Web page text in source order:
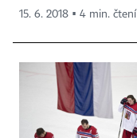
15. 6. 2018 ▪ 4 min. čtení